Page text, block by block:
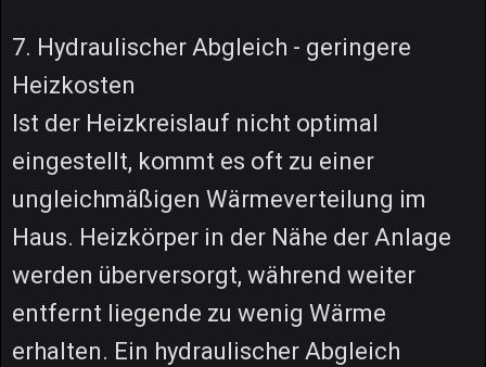
7. Hydraulischer Abgleich - geringere
Heizkosten
Ist der Heizkreislauf nicht optimal
eingestellt, kommt es oft zu einer
ungleichmäßigen Wärmeverteilung im
Haus. Heizkörper in der Nähe der Anlage
werden überversorgt, während weiter
entfernt liegende zu wenig Wärme
erhalten. Ein hydraulischer Abgleich